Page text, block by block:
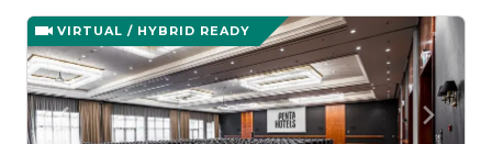
VIRTUAL / HYBRID READY